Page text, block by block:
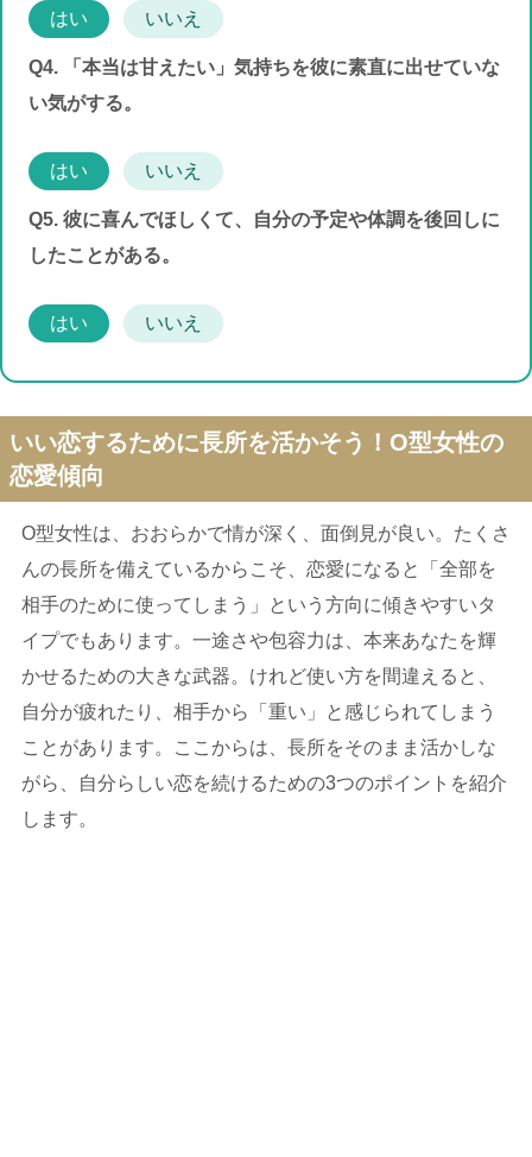
はい いいえ
Q4. 「本当は甘えたい」気持ちを彼に素直に出せていな
い気がする。
はい いいえ
Q5. 彼に喜んでほしくて、自分の予定や体調を後回しに
したことがある。
はい いいえ
いい恋するために長所を活かそう！O型女性の
恋愛傾向
O型女性は、おおらかで情が深く、面倒見が良い。たくさ
んの長所を備えているからこそ、恋愛になると「全部を
相手のために使ってしまう」という方向に傾きやすいタ
イプでもあります。一途さや包容力は、本来あなたを輝
かせるための大きな武器。けれど使い方を間違えると、
自分が疲れたり、相手から「重い」と感じられてしまう
ことがあります。ここからは、長所をそのまま活かしな
がら、自分らしい恋を続けるための3つのポイントを紹介
します。